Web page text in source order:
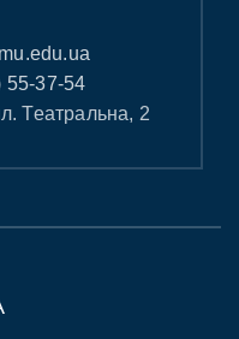
55-37-54
Театральна, 2